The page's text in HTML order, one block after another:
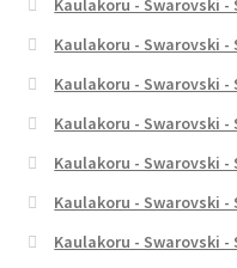
Kaulakoru - Swarovski -
Kaulakoru - Swarovski -
Kaulakoru - Swarovski -
Kaulakoru - Swarovski -
Kaulakoru - Swarovski
Kaulakoru - Swarovski -
Kaulakoru - Swarovski -